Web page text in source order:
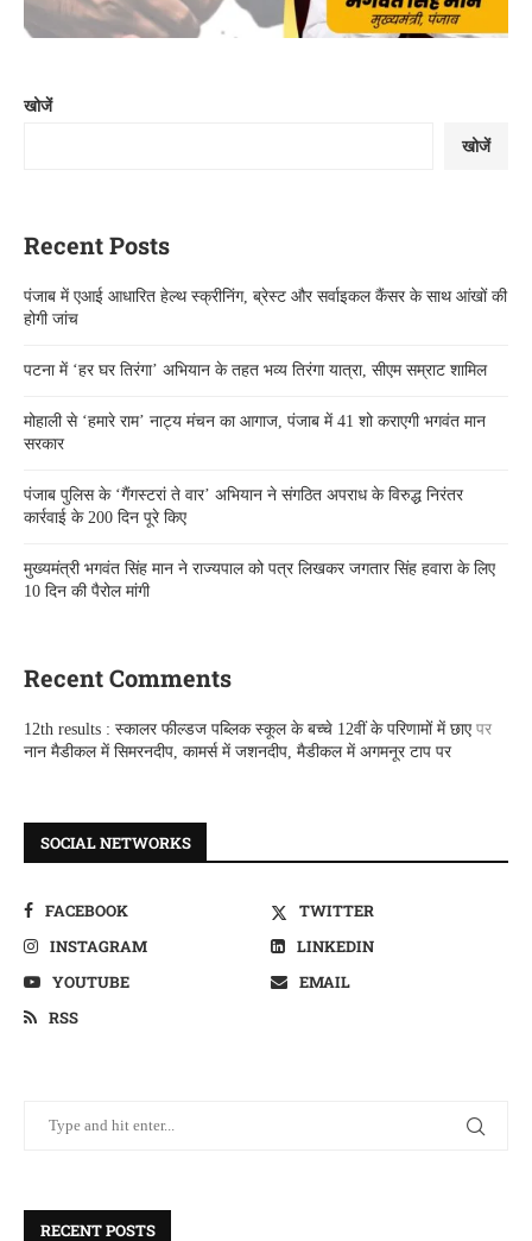
खोजें
खोजें
Recent Posts
पंजाब में एआई आधारित हेल्थ स्क्रीनिंग, ब्रेस्ट और सर्वाइकल कैंसर के साथ आंखों की
होगी जांच
पटना में ‘हर घर तिरंगा’ अभियान के तहत भव्य तिरंगा यात्रा, सीएम सम्राट शामिल
मोहाली से ‘हमारे राम’ नाट्य मंचन का आगाज, पंजाब में 41 शो कराएगी भगवंत मान
सरकार
पंजाब पुलिस के ‘गैंगस्टरां ते वार’ अभियान ने संगठित अपराध के विरुद्ध निरंतर
कार्रवाई के 200 दिन पूरे किए
मुख्यमंत्री भगवंत सिंह मान ने राज्यपाल को पत्र लिखकर जगतार सिंह हवारा के लिए
10 दिन की पैरोल मांगी
Recent Comments
12th results : स्कालर फील्डज पब्लिक स्कूल के बच्चे 12वीं के परिणामों में छाएपर
नान मैडीकल में सिमरनदीप, कामर्स में जशनदीप, मैडीकल में अगमनूर टाप पर
SOCIAL NETWORKS
FACEBOOK
TWITTER
INSTAGRAM
LINKEDIN
YOUTUBE
EMAIL
RSS
RECENT POSTS